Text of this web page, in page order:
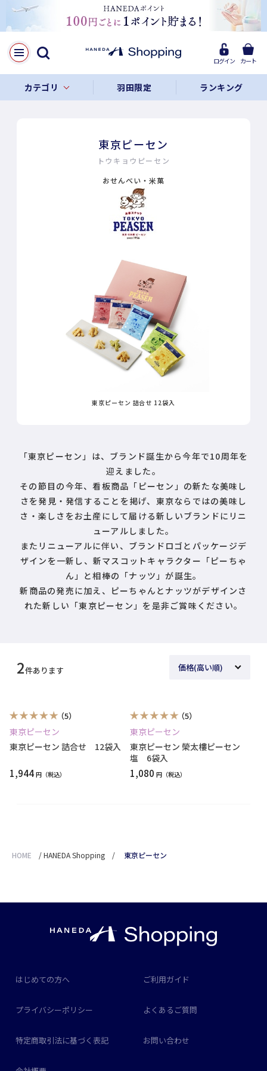
ログイン カート
カテゴリ 羽田限定 ランキング
東京ピーセン 詰合せ 12袋入
東京ピーセン
トウキョウピーセン
おせんべい・米菓
「東京ピーセン」は、ブランド誕生から今年で10周年を
迎えました。
その節目の今年、看板商品「ピーセン」の新たな美味し
さを発見・発信することを掲げ、東京ならではの美味し
さ・楽しさをお土産にして届ける新しいブランドにリニ
ューアルしました。
またリニューアルに伴い、ブランドロゴとパッケージデ
ザインを一新し、新マスコットキャラクター「ピーちゃ
ん」と相棒の「ナッツ」が誕生。
新商品の発売に加え、ピーちゃんとナッツがデザインさ
れた新しい「東京ピーセン」を是非ご賞味ください。
2件あります
（5）
東京ピーセン
東京ピーセン 詰合せ 12袋入
1,944円
（5）
東京ピーセン
東京ピーセン 榮太樓ピーセン
塩 6袋入
1,080 円
HOME /HANEDA Shopping / 東京ピーセン
はじめての方へ ご利用ガイド
プライバシーポリシー よくあるご質問
特定商取引法に基づく表記 お問い合わせ